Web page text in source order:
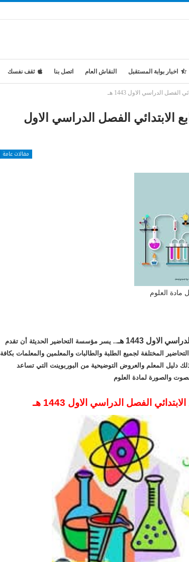
اخبار بوابة المستقبل النقاش العام اتصل بنا ثقف نفسك
الدراسي الاول 1443 هـ
الابتدائي الفصل الدراسي الاول
مقالات عامة
مادة العلوم
الاول 1443 هـ
.. يسر مؤسسة التحاضير الحديثة أن تقدم
المختلفة لجميع الطلبة والطالبات والمعلمين والمعلمات بكافة
دليل المعلم والعروض التوضيحية من البوربوينت التي تساعد
والصورة لمادة العلوم
الفصل الدراسي الاول 1443 هـ